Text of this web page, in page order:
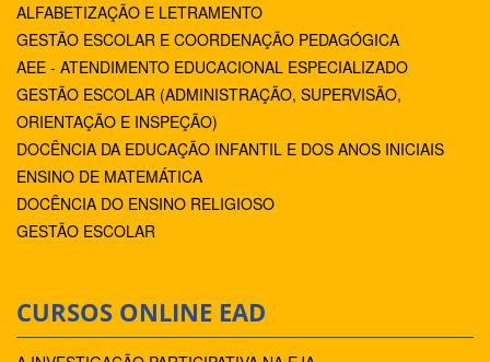
ALFABETIZAÇÃO E LETRAMENTO
GESTÃO ESCOLAR E COORDENAÇÃO PEDAGÓGICA
AEE - ATENDIMENTO EDUCACIONAL ESPECIALIZADO
GESTÃO ESCOLAR (ADMINISTRAÇÃO, SUPERVISÃO,
ORIENTAÇÃO E INSPEÇÃO)
DOCÊNCIA DA EDUCAÇÃO INFANTIL E DOS ANOS INICIAIS
ENSINO DE MATEMÁTICA
DOCÊNCIA DO ENSINO RELIGIOSO
GESTÃO ESCOLAR
CURSOS ONLINE EAD